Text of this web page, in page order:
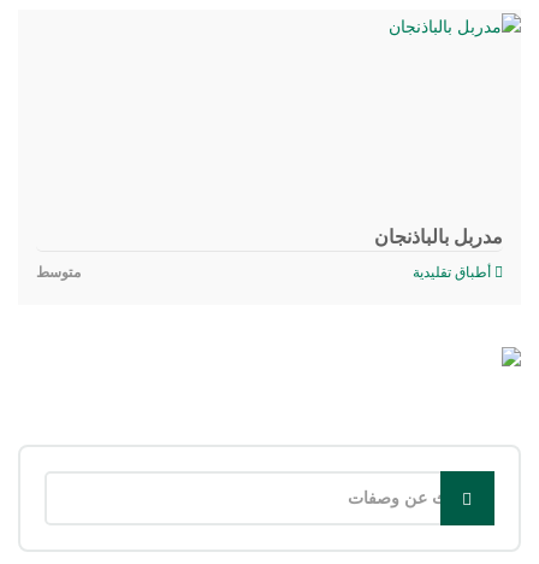
مدربل بالباذنجان
أطباق تقليدية متوسط